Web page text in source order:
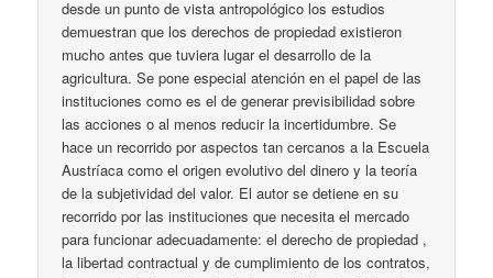
desde un punto de vista antropológico los estudios
demuestran que los derechos de propiedad existieron
mucho antes que tuviera lugar el desarrollo de la
agricultura. Se pone especial atención en el papel de las
instituciones como es el de generar previsibilidad sobre
las acciones o al menos reducir la incertidumbre. Se
hace un recorrido por aspectos tan cercanos a la Escuela
Austríaca como el origen evolutivo del dinero y la teoría
de la subjetividad del valor. El autor se detiene en su
recorrido por las instituciones que necesita el mercado
para funcionar adecuadamente: el derecho de propiedad ,
la libertad contractual y de cumplimiento de los contratos,